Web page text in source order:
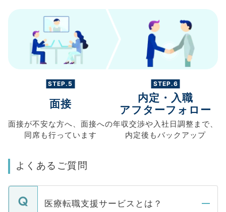
STEP.5
面接
面接が不安な方へ、 面接への
同席も行っています
STEP.6
内定・入職
アフターフォロー
年収交渉や入社日調整まで、
内定後もバックアップ
よくあるご質問
医療転職支援サービスとは？